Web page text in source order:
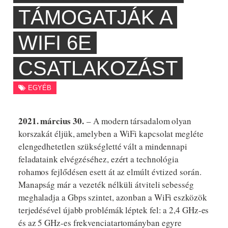
TÁMOGATJÁK A
WIFI 6E
CSATLAKOZÁST
EGYÉB
2021. március 30.– A modern társadalom olyan
korszakát éljük, amelyben a WiFi kapcsolat megléte
elengedhetetlen szükségletté vált a mindennapi
feladataink elvégzéséhez, ezért a technológia
rohamos fejlődésen esett át az elmúlt évtized során.
Manapság már a vezeték nélküli átviteli sebesség
meghaladja a Gbps szintet, azonban a WiFi eszközök
terjedésével újabb problémák léptek fel: a 2,4 GHz-es
és az 5 GHz-es frekvenciatartományban egyre